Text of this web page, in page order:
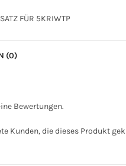
FÜR 5KRIWTP
(0)
Bewertungen.
Kunden, die dieses Produkt